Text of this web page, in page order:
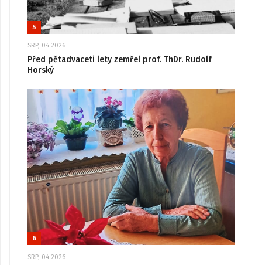
5
SRP, 04 2026
Před pětadvaceti lety zemřel prof. ThDr. Rudolf
Horský
6
SRP, 04 2026